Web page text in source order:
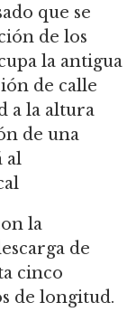
que se
de los
la antigua
de calle
a la altura
de una
al
la
de
cinco
de longitud.